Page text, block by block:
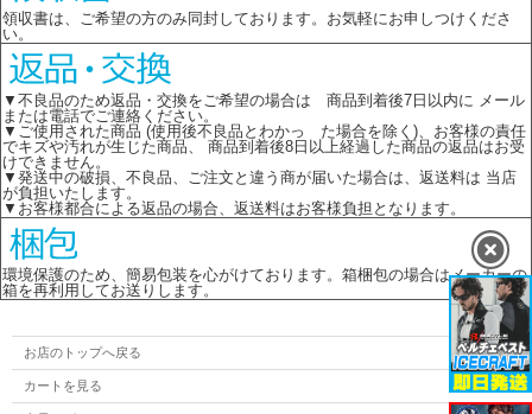
領収書は、ご希望の方のみ同封しております。お気軽にお申しつけくださ
い。
▼不良品のため返品・交換をご希望の場合は 商品到着後7日以内に メール
または電話でご連絡ください。
▼ご使用された商品 (使用後不良品とわかっ た場合を除く)、お客様の責任
でキズや汚れが生じた商品、 商品到着後8日以上経過した商品の返品はお受
けできません。
▼発送中の破損、不良品、ご注文と違う商が届いた場合は、返送料は 当店
が負担いたします。
▼お客様都合による返品の場合、返送料はお客様負担となります。
環境保護のため、簡易包装を心がけております。箱梱包の場合はメーカーの
箱を再利用してお送りします。
お店のトップへ戻る
カートを見る